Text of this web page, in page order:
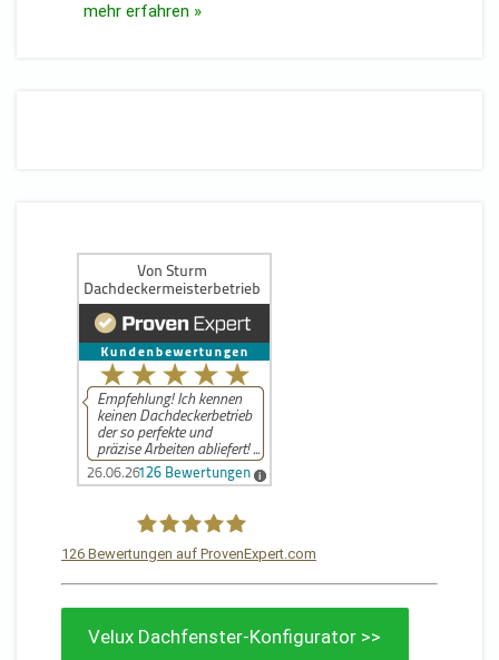
mehr erfahren »
Von Sturm Dachdeckermeisterbetrieb
126 Bewertungen auf ProvenExpert.com
Velux Dachfenster-Konfigurator >>